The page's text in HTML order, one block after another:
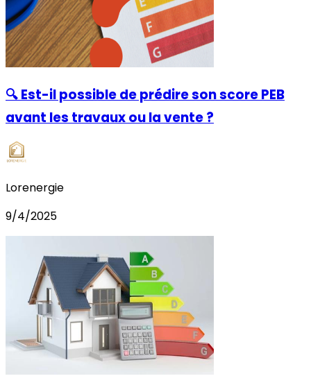
🔍 Est-il possible de prédire son score PEB
avant les travaux ou la vente ?
Lorenergie
9/4/2025